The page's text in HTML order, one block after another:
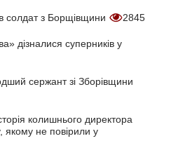
солдат з Борщівщини 2845
дізналися суперників у
сержант зі Зборівщини
колишнього директора
якому не повірили у